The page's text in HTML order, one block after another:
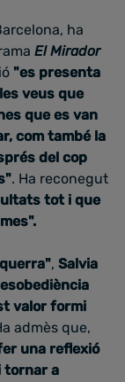
ha
El Mirador
"es presenta
veus que
que es van
com també la
del cop
. Ha reconegut
tot i que
, Salvia
valor formi
admès que,
una reflexió
tornar a